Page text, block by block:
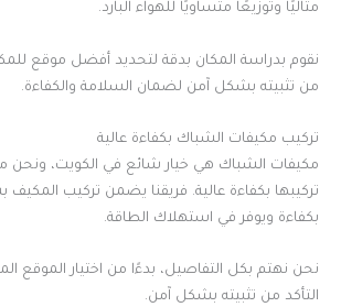
مثاليًا وتوزيعًا متساويًا للهواء البارد.
نقوم بدراسة المكان بدقة لتحديد أفضل موقع
من تثبيته بشكل آمن لضمان السلامة والكفاءة.
تركيب مكيفات الشباك بكفاءة عالية
مكيفات الشباك هي خيار شائع في الكويت،
تركيبها بكفاءة عالية. فريقنا يضمن تركيب
بكفاءة ويوفر في استهلاك الطاقة.
نحن نهتم بكل التفاصيل، بدءًا من اختيار الموقع
التأكد من تثبيته بشكل آمن.